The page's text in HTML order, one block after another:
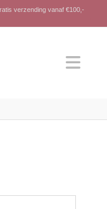
verzending vanaf €100,-